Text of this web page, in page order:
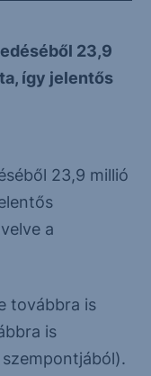
23,9
így jelentős
23,9 millió
a
továbbra is
is